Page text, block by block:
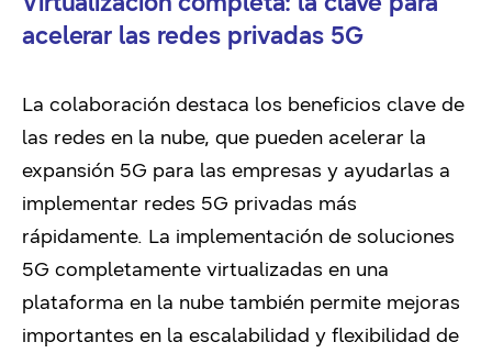
acelerar las redes privadas 5G
La colaboración destaca los beneficios clave de
las redes en la nube, que pueden acelerar la
expansión 5G para las empresas y ayudarlas a
implementar redes 5G privadas más
rápidamente. La implementación de soluciones
5G completamente virtualizadas en una
plataforma en la nube también permite mejoras
importantes en la escalabilidad y flexibilidad de